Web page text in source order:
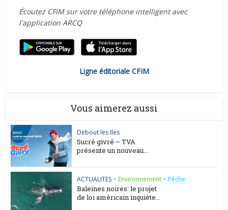
Écoutez CFIM sur votre téléphone intelligent avec
l'application ARCQ
Ligne éditoriale CFIM
Vous aimerez aussi
Debout les Iles
Sucré givré – TVA
présente un nouveau...
ACTUALITES • Environnement • Pêche
Baleines noires: le projet
de loi américain inquiète...